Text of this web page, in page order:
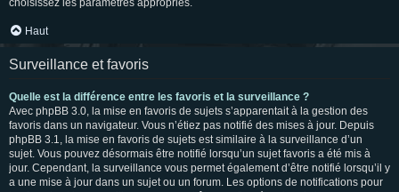
choisissez les paramètres appropriés.
Haut
Surveillance et favoris
Quelle est la différence entre les favoris et la surveillance ?
Avec phpBB 3.0, la mise en favoris de sujets s’apparentait à la gestion des
favoris dans un navigateur. Vous n’étiez pas notifié des mises à jour. Depuis
phpBB 3.1, la mise en favoris de sujets est similaire à la surveillance d’un
sujet. Vous pouvez désormais être notifié lorsqu’un sujet favoris a été mis à
jour. Cependant, la surveillance vous permet également d’être notifié lorsqu’il y
a une mise à jour dans un sujet ou un forum. Les options de notifications pour